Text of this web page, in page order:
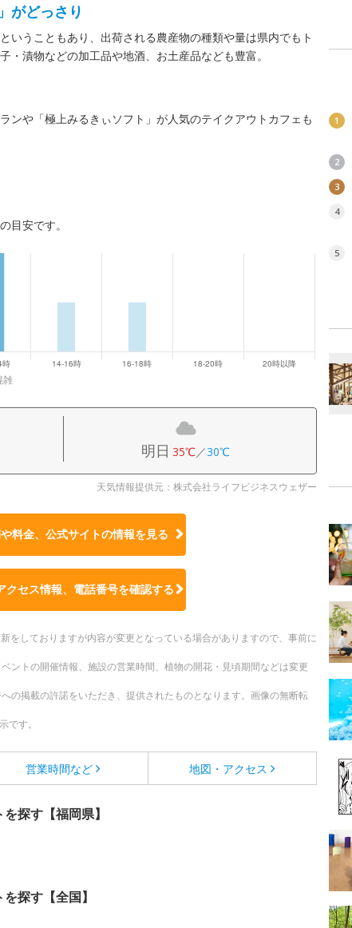
がどっさり
いうこともあり、出荷される農産物の種類や量は県内でもト
・漬物などの加工品や地酒、お土産品なども豊富。
ンや「極上みるきぃソフト」が人気のテイクアウトカフェも
目安です。
雑
明日 35℃／30℃
天気情報提供元：株式会社ライフビジネスウェザー
料金、公式サイトの情報を見る
クセス情報、電話番号を確認する
をしておりますが内容が変更となっている場合がありますので、事前に
ントの開催情報、施設の営業時間、植物の開花・見頃期間などは変更
の掲載の許諾をいただき、提供されたものとなります。画像の無断転
です。
営業時間など 地図・アクセス
探す【福岡県】
探す【全国】
1
2
3
4
5